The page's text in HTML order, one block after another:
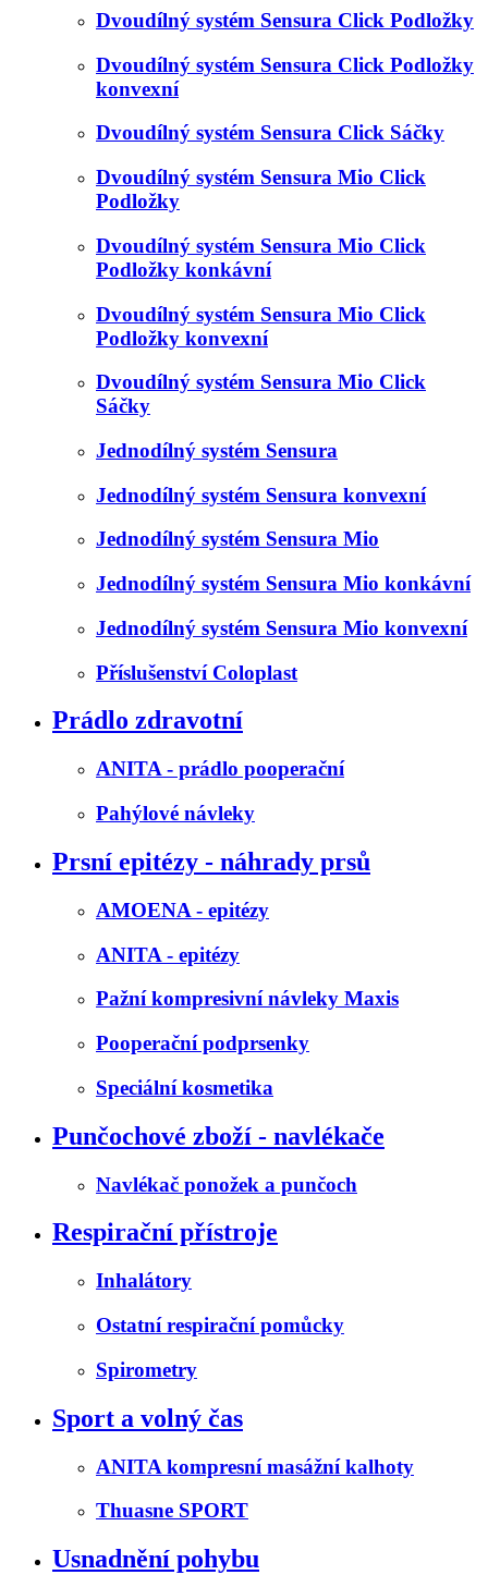
Dvoudílný systém Sensura Click Podložky
Dvoudílný systém Sensura Click Podložky
konvexní
Dvoudílný systém Sensura Click Sáčky
Dvoudílný systém Sensura Mio Click
Podložky
Dvoudílný systém Sensura Mio Click
Podložky konkávní
Dvoudílný systém Sensura Mio Click
Podložky konvexní
Dvoudílný systém Sensura Mio Click
Sáčky
Jednodílný systém Sensura
Jednodílný systém Sensura konvexní
Jednodílný systém Sensura Mio
Jednodílný systém Sensura Mio konkávní
Jednodílný systém Sensura Mio konvexní
Příslušenství Coloplast
Prádlo zdravotní
ANITA - prádlo pooperační
Pahýlové návleky
Prsní epitézy - náhrady prsů
AMOENA - epitézy
ANITA - epitézy
Pažní kompresivní návleky Maxis
Pooperační podprsenky
Speciální kosmetika
Punčochové zboží - navlékače
Navlékač ponožek a punčoch
Respirační přístroje
Inhalátory
Ostatní respirační pomůcky
Spirometry
Sport a volný čas
ANITA kompresní masážní kalhoty
Thuasne SPORT
Usnadnění pohybu